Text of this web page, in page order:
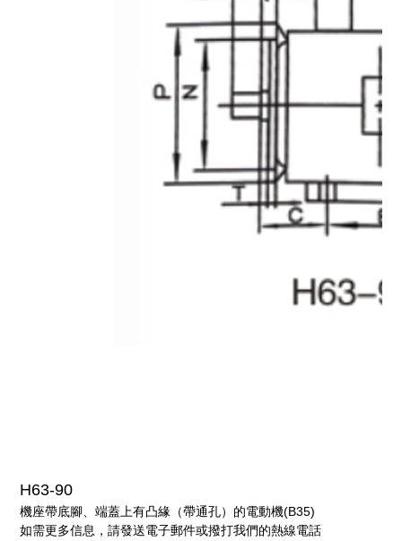
H63-90
機座帶底腳、端蓋上有凸緣（帶通孔）的電動機(B35)
如需更多信息，請發送電子郵件或撥打我們的熱線電話